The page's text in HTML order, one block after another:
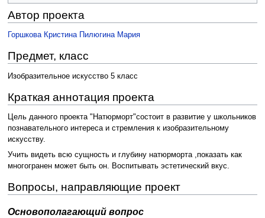
Автор проекта
Горшкова Кристина Пилюгина Мария
Предмет, класс
Изобразительное искусство 5 класс
Краткая аннотация проекта
Цель данного проекта "Натюрморт"состоит в развитие у школьников
познавательного интереса и стремления к изобразительному
искусству.
Учить видеть всю сущность и глубину натюрморта ,показать как
многогранен может быть он. Воспитывать эстетический вкус.
Вопросы, направляющие проект
Основополагающий вопрос